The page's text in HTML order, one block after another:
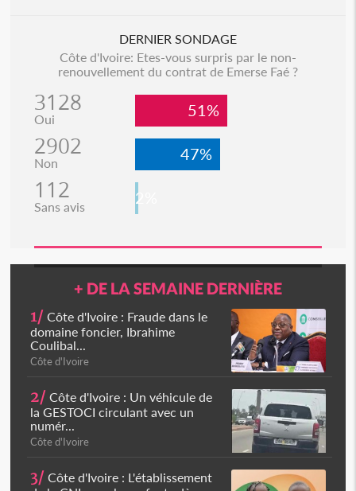
DERNIER SONDAGE
Côte d'Ivoire: Etes-vous surpris par le non-
renouvellement du contrat de Emerse Faé ?
3128
Oui 51%
2902
Non 47%
112
Sans avis 2%
+ DE LA SEMAINE DERNIÈRE
1/ Côte d'Ivoire : Fraude dans le
domaine foncier, Ibrahime
Coulibal...
Côte d'Ivoire
2/ Côte d'Ivoire : Un véhicule de
la GESTOCI circulant avec un
numér...
Côte d'Ivoire
3/ Côte d'Ivoire : L'établissement